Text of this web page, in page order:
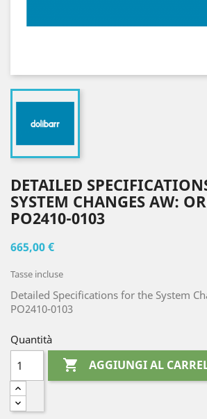
DETAILED
SYSTEM CHANGES AW:
PO2410-0103
665,00 €
Tasse incluse
Detailed Specifications for the System
PO2410-0103
Quantità
 AGGIUNGI AL